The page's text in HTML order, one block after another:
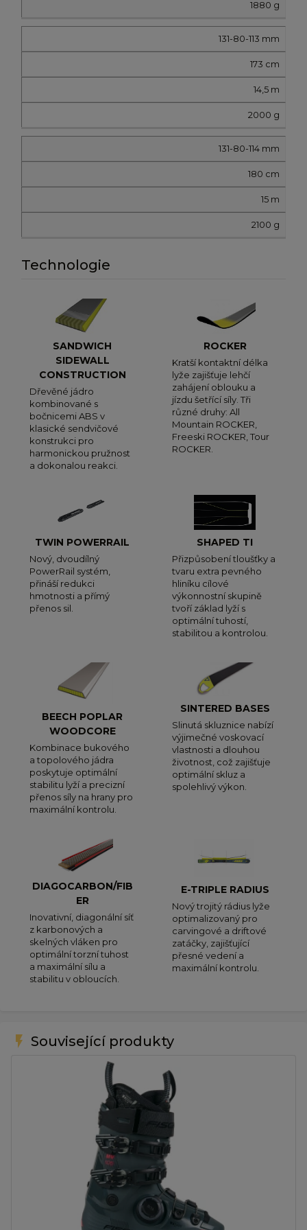
1880 g
131-80-113 mm
173 cm
14,5 m
2000 g
131-80-114 mm
180 cm
15 m
2100 g
Technologie
SANDWICH
SIDEWALL
CONSTRUCTION
Dřevěné jádro
kombinované s
bočnicemi ABS v
klasické sendvičové
konstrukci pro
harmonickou pružnost
a dokonalou reakci.
ROCKER
Kratší kontaktní délka
lyže zajišťuje lehčí
zahájení oblouku a
jízdu šetřící síly. Tři
různé druhy: All
Mountain ROCKER,
Freeski ROCKER, Tour
ROCKER.
TWIN POWERRAIL
Nový, dvoudílný
PowerRail systém,
přináší redukci
hmotnosti a přímý
přenos sil.
SHAPED TI
Přizpůsobení tloušťky a
tvaru extra pevného
hliníku cílové
výkonnostní skupině
tvoří základ lyží s
optimální tuhostí,
stabilitou a kontrolou.
BEECH POPLAR
WOODCORE
Kombinace bukového
a topolového jádra
poskytuje optimální
stabilitu lyží a precizní
přenos síly na hrany pro
maximální kontrolu.
SINTERED BASES
Slinutá skluznice nabízí
výjimečné voskovací
vlastnosti a dlouhou
životnost, což zajišťuje
optimální skluz a
spolehlivý výkon.
DIAGOCARBON/FIB
ER
Inovativní, diagonální síť
z karbonových a
skelných vláken pro
optimální torzní tuhost
a maximální sílu a
stabilitu v obloucích.
E-TRIPLE RADIUS
Nový trojitý rádius lyže
optimalizovaný pro
carvingové a driftové
zatáčky, zajišťující
přesné vedení a
maximální kontrolu.
flash_on Související produkty